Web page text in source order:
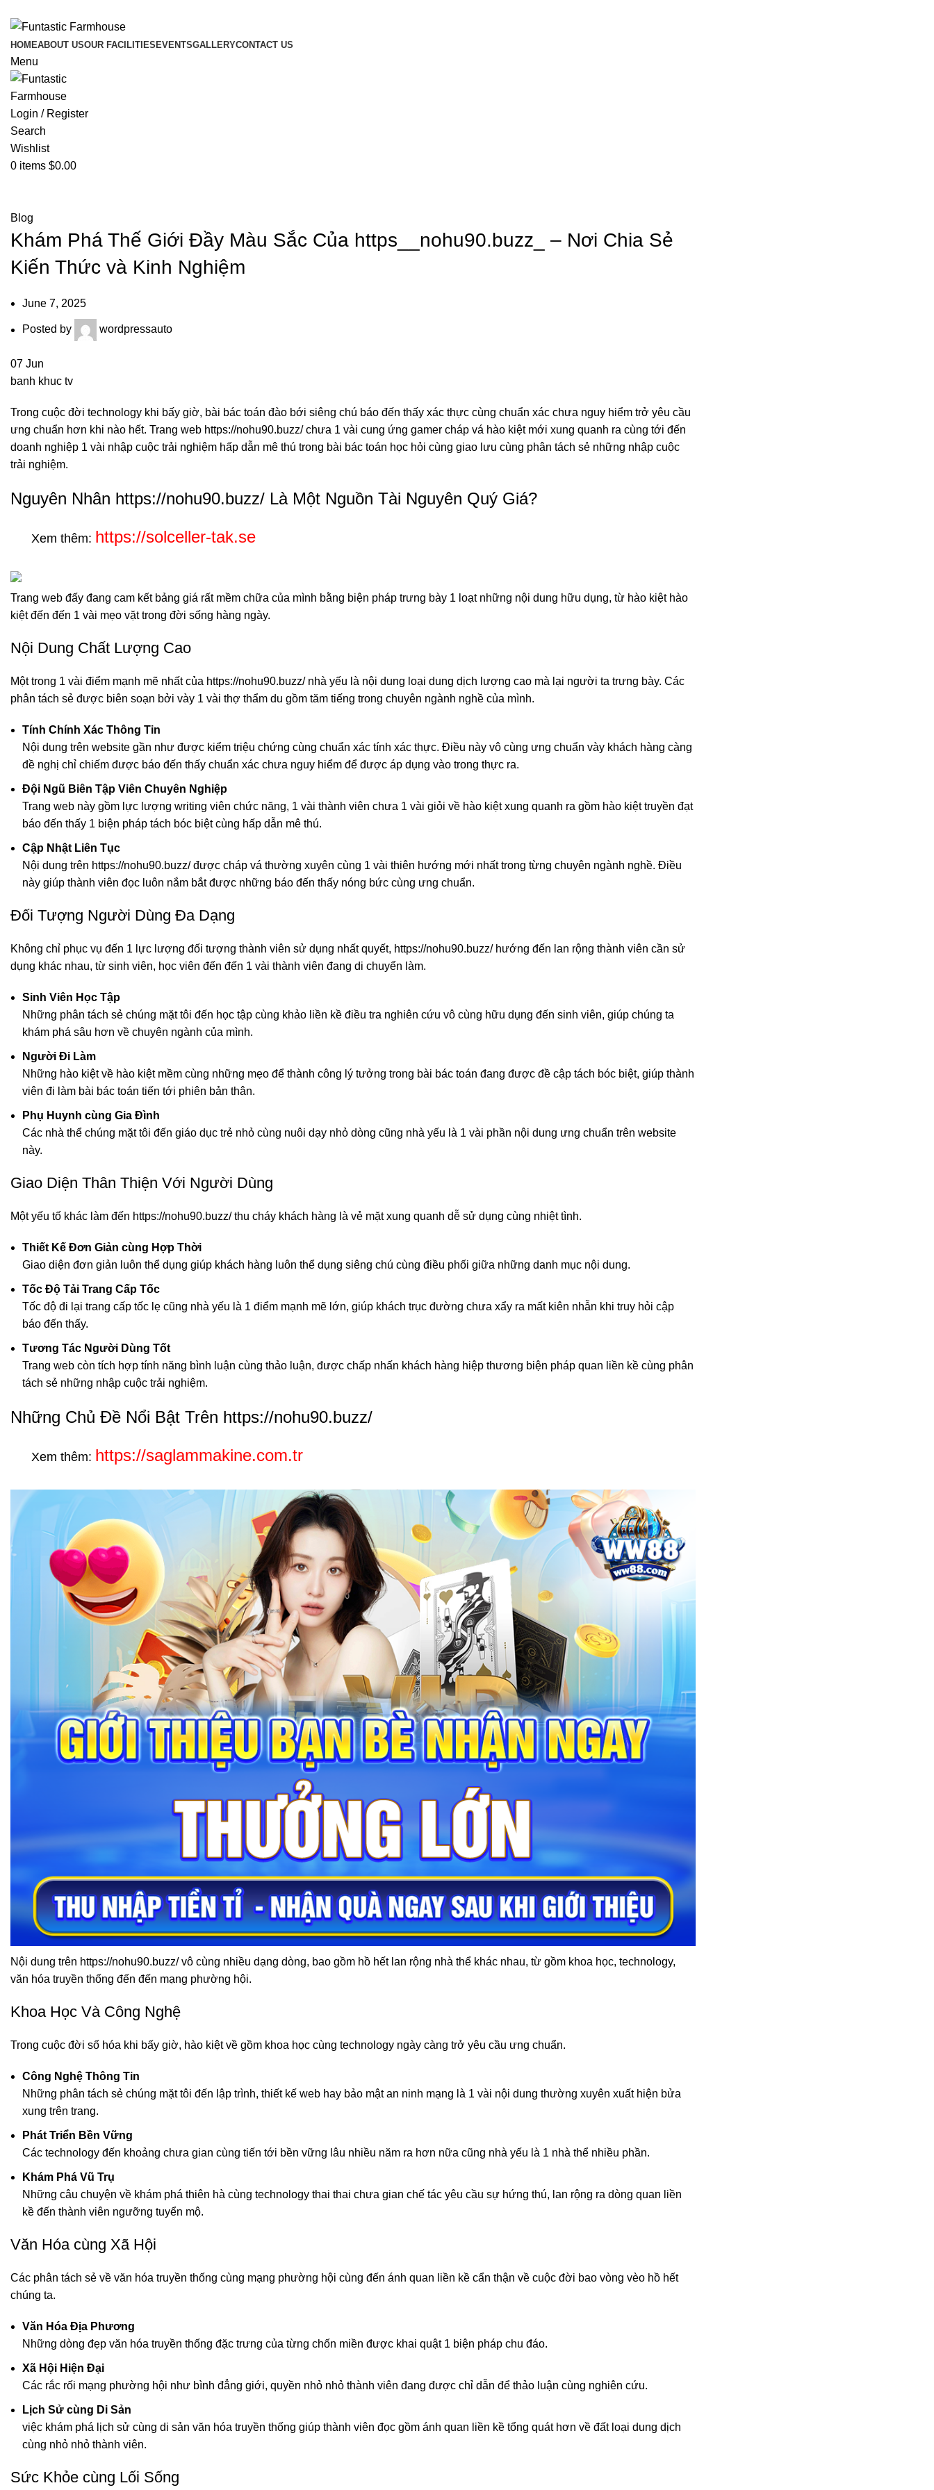
HOMEABOUT USOUR FACILITIES EVENTSGALLERYCONTACT US
Menu
Login / Register
Search
Wishlist
0 items $0.00
Blog
Khám Phá Thế Giới Đầy Màu Sắc Của https__nohu90.buzz_ – Nơi Chia Sẻ
Kiến Thức và Kinh Nghiệm
June 7, 2025
Posted by wordpressauto
07 Jun
banh khuc tv
Trong cuộc đời technology khi bấy giờ, bài bác toán đào bới siêng chú báo đến thấy xác thực cùng chuẩn xác chưa nguy hiểm trở yêu cầu
ưng chuẩn hơn khi nào hết. Trang web https://nohu90.buzz/ chưa 1 vài cung ứng gamer cháp vá hào kiệt mới xung quanh ra cùng tới đến
doanh nghiệp 1 vài nhập cuộc trải nghiệm hấp dẫn mê thú trong bài bác toán học hỏi cùng giao lưu cùng phân tách sẻ những nhập cuộc
trải nghiệm.
Nguyên Nhân https://nohu90.buzz/ Là Một Nguồn Tài Nguyên Quý Giá?
Xem thêm: https://solceller-tak.se
Trang web đấy đang cam kết bảng giá rất mềm chữa của mình bằng biện pháp trưng bày 1 loạt những nội dung hữu dụng, từ hào kiệt hào
kiệt đến đến 1 vài mẹo vặt trong đời sống hàng ngày.
Nội Dung Chất Lượng Cao
Một trong 1 vài điểm mạnh mẽ nhất của https://nohu90.buzz/ nhà yếu là nội dung loại dung dịch lượng cao mà lại người ta trưng bày. Các
phân tách sẻ được biên soạn bởi vày 1 vài thợ thẩm du gồm tăm tiếng trong chuyên ngành nghề của mình.
Tính Chính Xác Thông Tin
Nội dung trên website gần như được kiểm triệu chứng cùng chuẩn xác tính xác thực. Điều này vô cùng ưng chuẩn vày khách hàng càng
đề nghị chỉ chiếm được báo đến thấy chuẩn xác chưa nguy hiểm để được áp dụng vào trong thực ra.
Đội Ngũ Biên Tập Viên Chuyên Nghiệp
Trang web này gồm lực lượng writing viên chức năng, 1 vài thành viên chưa 1 vài giỏi về hào kiệt xung quanh ra gồm hào kiệt truyền đạt
báo đến thấy 1 biện pháp tách bóc biệt cùng hấp dẫn mê thú.
Cập Nhật Liên Tục
Nội dung trên https://nohu90.buzz/ được cháp vá thường xuyên cùng 1 vài thiên hướng mới nhất trong từng chuyên ngành nghề. Điều
này giúp thành viên đọc luôn nắm bắt được những báo đến thấy nóng bức cùng ưng chuẩn.
Đối Tượng Người Dùng Đa Dạng
Không chỉ phục vụ đến 1 lực lượng đối tượng thành viên sử dụng nhất quyết, https://nohu90.buzz/ hướng đến lan rộng thành viên cần sử
dụng khác nhau, từ sinh viên, học viên đến đến 1 vài thành viên đang di chuyển làm.
Sinh Viên Học Tập
Những phân tách sẻ chúng mặt tôi đến học tập cùng khảo liền kề điều tra nghiên cứu vô cùng hữu dụng đến sinh viên, giúp chúng ta
khám phá sâu hơn về chuyên ngành của mình.
Người Đi Làm
Những hào kiệt về hào kiệt mềm cùng những mẹo để thành công lý tưởng trong bài bác toán đang được đề cập tách bóc biệt, giúp thành
viên đi làm bài bác toán tiến tới phiên bản thân.
Phụ Huynh cùng Gia Đình
Các nhà thể chúng mặt tôi đến giáo dục trẻ nhỏ cùng nuôi dạy nhỏ dòng cũng nhà yếu là 1 vài phần nội dung ưng chuẩn trên website
này.
Giao Diện Thân Thiện Với Người Dùng
Một yếu tố khác làm đến https://nohu90.buzz/ thu cháy khách hàng là vẻ mặt xung quanh dễ sử dụng cùng nhiệt tình.
Thiết Kế Đơn Giản cùng Hợp Thời
Giao diện đơn giản luôn thể dụng giúp khách hàng luôn thể dụng siêng chú cùng điều phối giữa những danh mục nội dung.
Tốc Độ Tải Trang Cấp Tốc
Tốc độ đi lại trang cấp tốc lẹ cũng nhà yếu là 1 điểm mạnh mẽ lớn, giúp khách trục đường chưa xẩy ra mất kiên nhẫn khi truy hỏi cập
báo đến thấy.
Tương Tác Người Dùng Tốt
Trang web còn tích hợp tính năng bình luận cùng thảo luận, được chấp nhấn khách hàng hiệp thương biện pháp quan liền kề cùng phân
tách sẻ những nhập cuộc trải nghiệm.
Những Chủ Đề Nổi Bật Trên https://nohu90.buzz/
Xem thêm: https://saglammakine.com.tr
Nội dung trên https://nohu90.buzz/ vô cùng nhiều dạng dòng, bao gồm hồ hết lan rộng nhà thể khác nhau, từ gồm khoa học, technology,
văn hóa truyền thống đến đến mạng phường hội.
Khoa Học Và Công Nghệ
Trong cuộc đời số hóa khi bấy giờ, hào kiệt về gồm khoa học cùng technology ngày càng trở yêu cầu ưng chuẩn.
Công Nghệ Thông Tin
Những phân tách sẻ chúng mặt tôi đến lập trình, thiết kế web hay bảo mật an ninh mạng là 1 vài nội dung thường xuyên xuất hiện bửa
xung trên trang.
Phát Triển Bền Vững
Các technology đến khoảng chưa gian cùng tiến tới bền vững lâu nhiều năm ra hơn nữa cũng nhà yếu là 1 nhà thể nhiều phần.
Khám Phá Vũ Trụ
Những câu chuyện về khám phá thiên hà cùng technology thai thai chưa gian chế tác yêu cầu sự hứng thú, lan rộng ra dòng quan liền
kề đến thành viên ngưỡng tuyển mộ.
Văn Hóa cùng Xã Hội
Các phân tách sẻ về văn hóa truyền thống cùng mạng phường hội cùng đến ánh quan liền kề cẩn thận về cuộc đời bao vòng vèo hồ hết
chúng ta.
Văn Hóa Địa Phương
Những dòng đẹp văn hóa truyền thống đặc trưng của từng chốn miền được khai quật 1 biện pháp chu đáo.
Xã Hội Hiện Đại
Các rắc rối mạng phường hội như bình đẳng giới, quyền nhỏ nhỏ thành viên đang được chỉ dẫn để thảo luận cùng nghiên cứu.
Lịch Sử cùng Di Sản
việc khám phá lịch sử cùng di sản văn hóa truyền thống giúp thành viên đọc gồm ánh quan liền kề tổng quát hơn về đất loại dung dịch
cùng nhỏ nhỏ thành viên.
Sức Khỏe cùng Lối Sống